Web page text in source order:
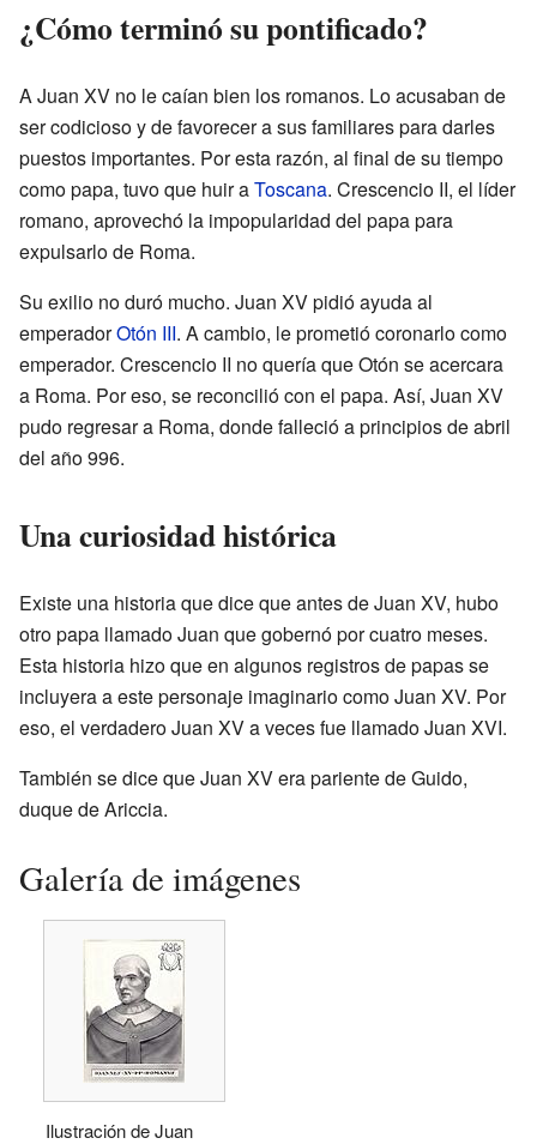
¿Cómo terminó su pontificado?
A Juan XV no le caían bien los romanos. Lo acusaban de
ser codicioso y de favorecer a sus familiares para darles
puestos importantes. Por esta razón, al final de su tiempo
como papa, tuvo que huir aToscana. Crescencio II, el líder
romano, aprovechó la impopularidad del papa para
expulsarlo de Roma.
Su exilio no duró mucho. Juan XV pidió ayuda al
emperadorOtón III. A cambio, le prometió coronarlo como
emperador. Crescencio II no quería que Otón se acercara
a Roma. Por eso, se reconcilió con el papa. Así, Juan XV
pudo regresar a Roma, donde falleció a principios de abril
del año 996.
Una curiosidad histórica
Existe una historia que dice que antes de Juan XV, hubo
otro papa llamado Juan que gobernó por cuatro meses.
Esta historia hizo que en algunos registros de papas se
incluyera a este personaje imaginario como Juan XV. Por
eso, el verdadero Juan XV a veces fue llamado Juan XVI.
También se dice que Juan XV era pariente de Guido,
duque de Ariccia.
Galería de imágenes
Ilustración de Juan